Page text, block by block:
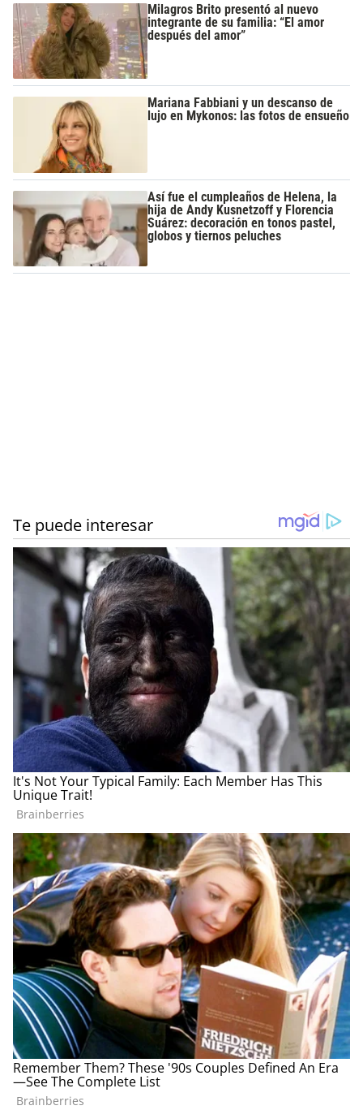
Milagros Brito presentó al nuevo
integrante de su familia: “El amor
después del amor”
Mariana Fabbiani y un descanso de
lujo en Mykonos: las fotos de ensueño
Así fue el cumpleaños de Helena, la
hija de Andy Kusnetzoff y Florencia
Suárez: decoración en tonos pastel,
globos y tiernos peluches